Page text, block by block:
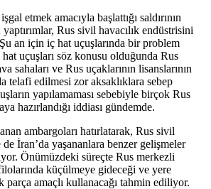
etmek amacıyla başlattığı saldırının
Rus sivil havacılık endüstrisini
an için iç hat uçuşlarında bir problem
hat uçuşları söz konusu olduğunda Rus
sahaları ve Rus uçaklarının lisanslarının
telafi edilmesi zor aksaklıklara sebep
yapılamaması sebebiyle birçok Rus
hazırlandığı iddiası gündemde.
ambargoları hatırlatarak, Rus sivil
de İran’da yaşananlara benzer gelişmeler
Önümüzdeki süreçte Rus merkezli
küçülmeye gideceği ve yere
parça amaçlı kullanacağı tahmin ediliyor.